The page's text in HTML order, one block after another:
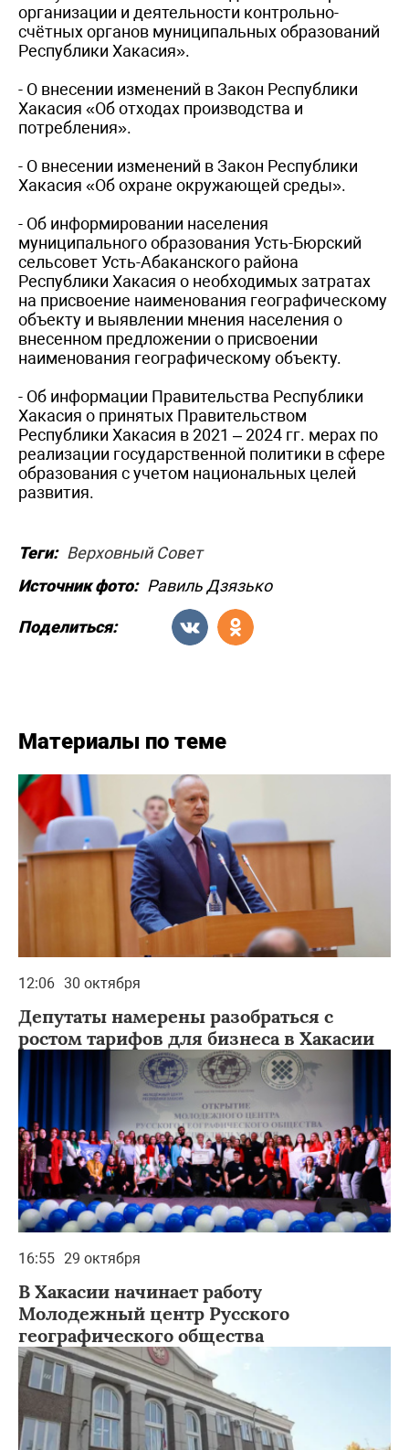
организации и деятельности контрольно-
счётных органов муниципальных образований
Республики Хакасия».
- О внесении изменений в Закон Республики
Хакасия «Об отходах производства и
потребления».
- О внесении изменений в Закон Республики
Хакасия «Об охране окружающей среды».
- Об информировании населения
муниципального образования Усть-Бюрский
сельсовет Усть-Абаканского района
Республики Хакасия о необходимых затратах
на присвоение наименования географическому
объекту и выявлении мнения населения о
внесенном предложении о присвоении
наименования географическому объекту.
- Об информации Правительства Республики
Хакасия о принятых Правительством
Республики Хакасия в 2021 – 2024 гг. мерах по
реализации государственной политики в сфере
образования с учетом национальных целей
развития.
Теги: Верховный Совет
Источник фото: Равиль Дзязько
Поделиться:
Материалы по теме
12:06 30 октября
Депутаты намерены разобраться с
ростом тарифов для бизнеса в Хакасии
16:55 29 октября
В Хакасии начинает работу
Молодежный центр Русского
географического общества